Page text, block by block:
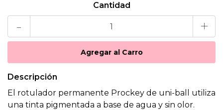
Cantidad
- +
Descripción
El rotulador permanente Prockey de uni-ball utiliza
una tinta pigmentada a base de agua y sin olor.